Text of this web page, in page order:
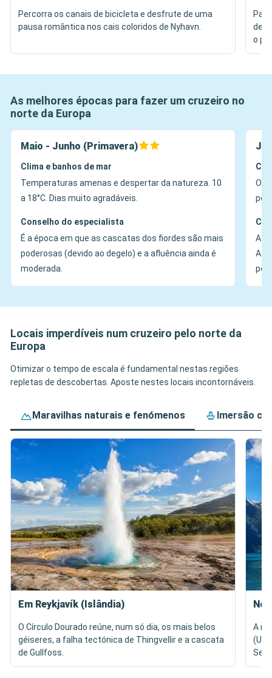
Percorra os canais de bicicleta e desfrute de uma
pausa romântica nos cais coloridos de Nyhavn.
o
As melhores épocas para fazer um cruzeiro no
norte da Europa
Maio - Junho (Primavera)
Clima e banhos de mar
Temperaturas amenas e despertar da natureza. 10
a 18°C. Dias muito agradáveis.
Conselho do especialista
É a época em que as cascatas dos fiordes são mais
poderosas (devido ao degelo) e a afluência ainda é
moderada.
O
A
As
Locais imperdíveis num cruzeiro pelo norte da
Europa
Otimizar o tempo de escala é fundamental nestas regiões
repletas de descobertas. Aposte nestes locais incontornáveis.
Maravilhas naturais e fenómenos Imersão
Em Reykjavík (Islândia)
O Círculo Dourado reúne, num só dia, os mais belos
géiseres, a falha tectónica de Thingvellir e a cascata
de Gullfoss.
A